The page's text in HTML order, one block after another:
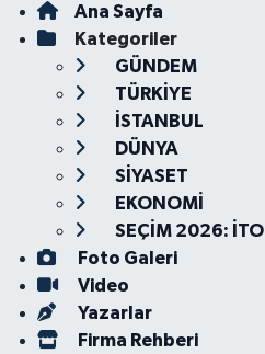
Ana Sayfa
Kategoriler
GÜNDEM
TÜRKİYE
İSTANBUL
DÜNYA
SİYASET
EKONOMİ
SEÇİM 2026: İTO
Foto Galeri
Video
Yazarlar
Firma Rehberi